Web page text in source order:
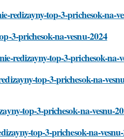
redizayny-top-3-prichesok-na-
3-prichesok-na-vesnu-2024
redizayny-top-3-prichesok-na-
top-3-prichesok-na-
top-3-prichesok-na-vesnu-
top-3-prichesok-na-